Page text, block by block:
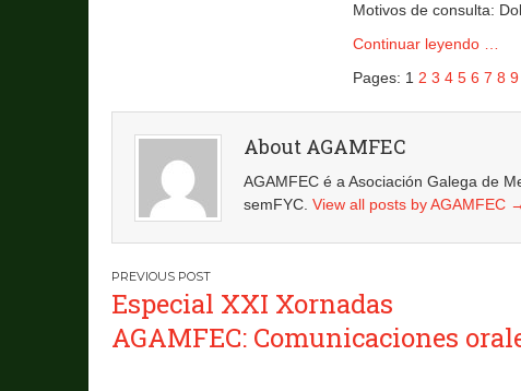
Motivos de consulta:
Continuar leyendo …
Pages: 1 2 3 4 5 6 7 8 9
About AGAMFEC
AGAMFEC é a Asociación Galega de
semFYC. View all posts by AGAMFEC →
Navegación
de
Especial XXI Xornadas
AGAMFEC: Comunicaciones